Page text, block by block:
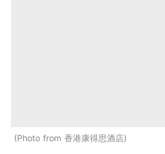
Photo from 香港康得思酒店